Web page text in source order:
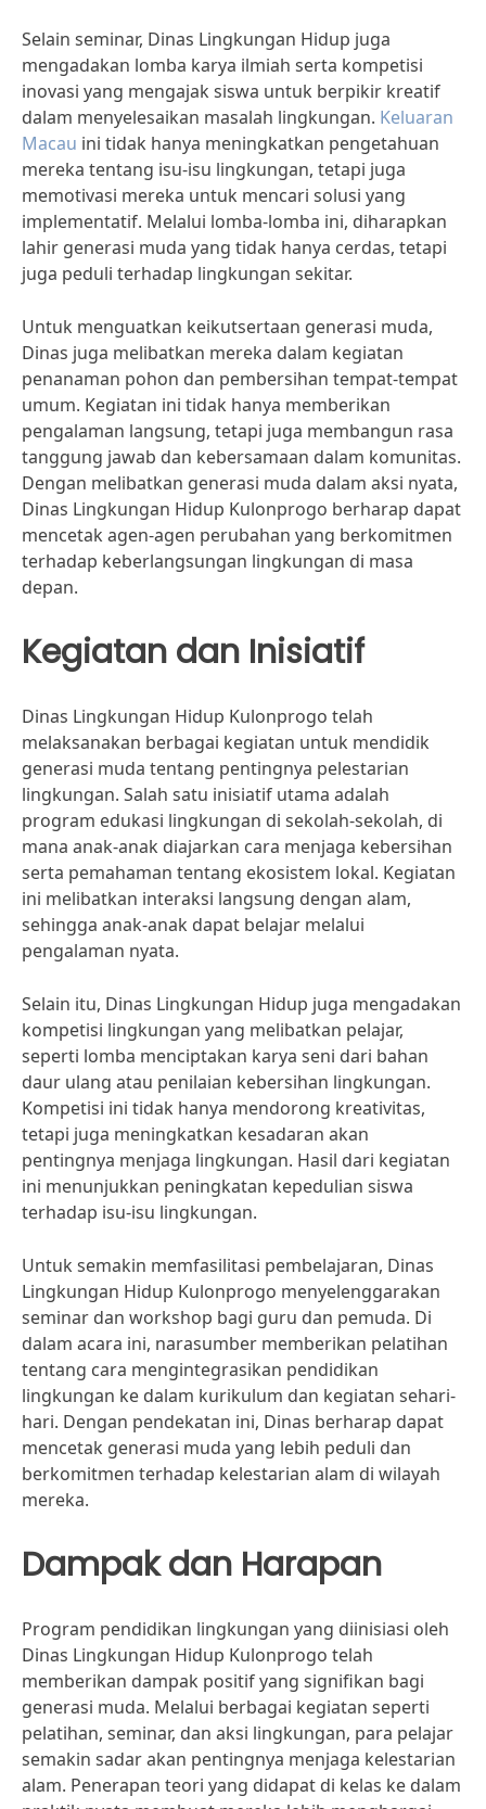
Selain seminar, Dinas Lingkungan Hidup juga
mengadakan lomba karya ilmiah serta kompetisi
inovasi yang mengajak siswa untuk berpikir kreatif
dalam menyelesaikan masalah lingkungan. Keluaran
Macau ini tidak hanya meningkatkan pengetahuan
mereka tentang isu-isu lingkungan, tetapi juga
memotivasi mereka untuk mencari solusi yang
implementatif. Melalui lomba-lomba ini, diharapkan
lahir generasi muda yang tidak hanya cerdas, tetapi
juga peduli terhadap lingkungan sekitar.
Untuk menguatkan keikutsertaan generasi muda,
Dinas juga melibatkan mereka dalam kegiatan
penanaman pohon dan pembersihan tempat-tempat
umum. Kegiatan ini tidak hanya memberikan
pengalaman langsung, tetapi juga membangun rasa
tanggung jawab dan kebersamaan dalam komunitas.
Dengan melibatkan generasi muda dalam aksi nyata,
Dinas Lingkungan Hidup Kulonprogo berharap dapat
mencetak agen-agen perubahan yang berkomitmen
terhadap keberlangsungan lingkungan di masa
depan.
Kegiatan dan Inisiatif
Dinas Lingkungan Hidup Kulonprogo telah
melaksanakan berbagai kegiatan untuk mendidik
generasi muda tentang pentingnya pelestarian
lingkungan. Salah satu inisiatif utama adalah
program edukasi lingkungan di sekolah-sekolah, di
mana anak-anak diajarkan cara menjaga kebersihan
serta pemahaman tentang ekosistem lokal. Kegiatan
ini melibatkan interaksi langsung dengan alam,
sehingga anak-anak dapat belajar melalui
pengalaman nyata.
Selain itu, Dinas Lingkungan Hidup juga mengadakan
kompetisi lingkungan yang melibatkan pelajar,
seperti lomba menciptakan karya seni dari bahan
daur ulang atau penilaian kebersihan lingkungan.
Kompetisi ini tidak hanya mendorong kreativitas,
tetapi juga meningkatkan kesadaran akan
pentingnya menjaga lingkungan. Hasil dari kegiatan
ini menunjukkan peningkatan kepedulian siswa
terhadap isu-isu lingkungan.
Untuk semakin memfasilitasi pembelajaran, Dinas
Lingkungan Hidup Kulonprogo menyelenggarakan
seminar dan workshop bagi guru dan pemuda. Di
dalam acara ini, narasumber memberikan pelatihan
tentang cara mengintegrasikan pendidikan
lingkungan ke dalam kurikulum dan kegiatan sehari-
hari. Dengan pendekatan ini, Dinas berharap dapat
mencetak generasi muda yang lebih peduli dan
berkomitmen terhadap kelestarian alam di wilayah
mereka.
Dampak dan Harapan
Program pendidikan lingkungan yang diinisiasi oleh
Dinas Lingkungan Hidup Kulonprogo telah
memberikan dampak positif yang signifikan bagi
generasi muda. Melalui berbagai kegiatan seperti
pelatihan, seminar, dan aksi lingkungan, para pelajar
semakin sadar akan pentingnya menjaga kelestarian
alam. Penerapan teori yang didapat di kelas ke dalam